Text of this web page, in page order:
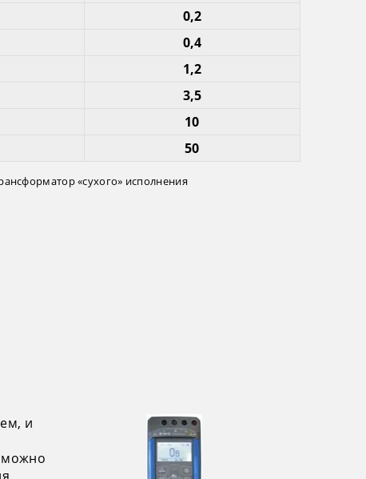
0,2
0,4
1,2
3,5
10
50
«сухого» исполнения
и
можно